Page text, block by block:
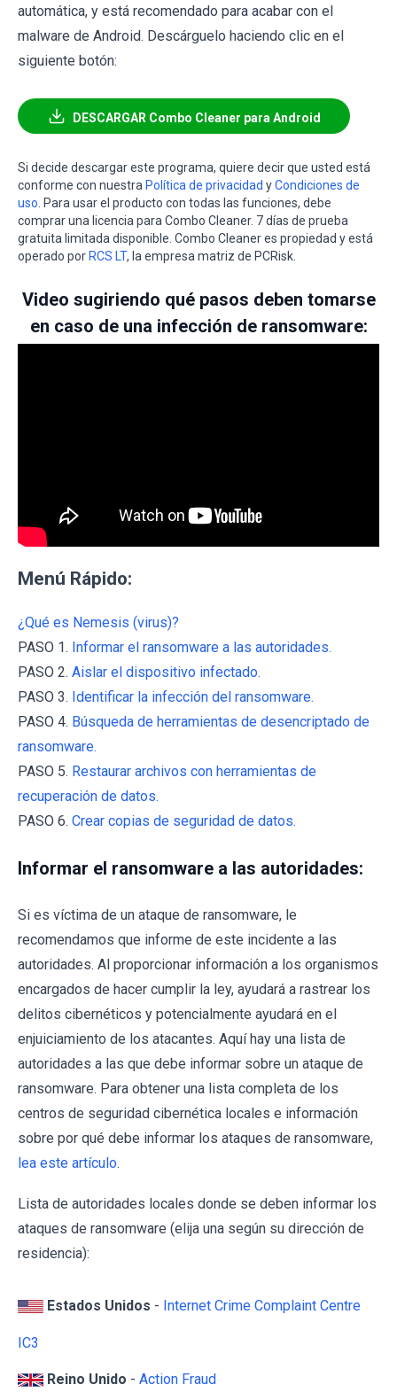
automática, y está recomendado para acabar con el
malware de Android. Descárguelo haciendo clic en el
siguiente botón:
DESCARGAR Combo Cleaner para Android
Si decide descargar este programa, quiere decir que usted está
conforme con nuestra Política de privacidad yCondiciones de
uso . Para usar el producto con todas las funciones, debe
comprar una licencia para Combo Cleaner. 7 días de prueba
gratuita limitada disponible. Combo Cleaner es propiedad y está
operado por RCS LT, la empresa matriz de PCRisk.
Video sugiriendo qué pasos deben tomarse
en caso de una infección de ransomware:
Menú Rápido:
¿Qué es Nemesis (virus)?
PASO 1. Informar el ransomware a las autoridades.
PASO 2. Aislar el dispositivo infectado.
PASO 3. Identificar la infección del ransomware.
PASO 4. Búsqueda de herramientas de desencriptado de
ransomware.
PASO 5. Restaurar archivos con herramientas de
recuperación de datos.
PASO 6. Crear copias de seguridad de datos.
Informar el ransomware a las autoridades:
Si es víctima de un ataque de ransomware, le
recomendamos que informe de este incidente a las
autoridades. Al proporcionar información a los organismos
encargados de hacer cumplir la ley, ayudará a rastrear los
delitos cibernéticos y potencialmente ayudará en el
enjuiciamiento de los atacantes. Aquí hay una lista de
autoridades a las que debe informar sobre un ataque de
ransomware. Para obtener una lista completa de los
centros de seguridad cibernética locales e información
sobre por qué debe informar los ataques de ransomware,
lea este artículo.
Lista de autoridades locales donde se deben informar los
ataques de ransomware (elija una según su dirección de
residencia):
Estados Unidos - Internet Crime Complaint Centre
IC3
Reino Unido - Action Fraud